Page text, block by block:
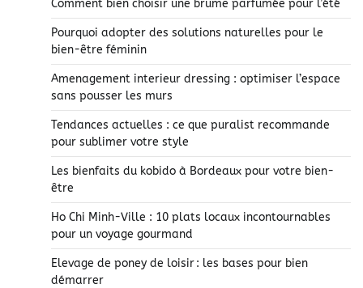
Comment bien choisir une brume parfumée pour l’été
Pourquoi adopter des solutions naturelles pour le
bien-être féminin
Amenagement interieur dressing : optimiser l’espace
sans pousser les murs
Tendances actuelles : ce que puralist recommande
pour sublimer votre style
Les bienfaits du kobido à Bordeaux pour votre bien-
être
Ho Chi Minh-Ville : 10 plats locaux incontournables
pour un voyage gourmand
Elevage de poney de loisir : les bases pour bien
démarrer